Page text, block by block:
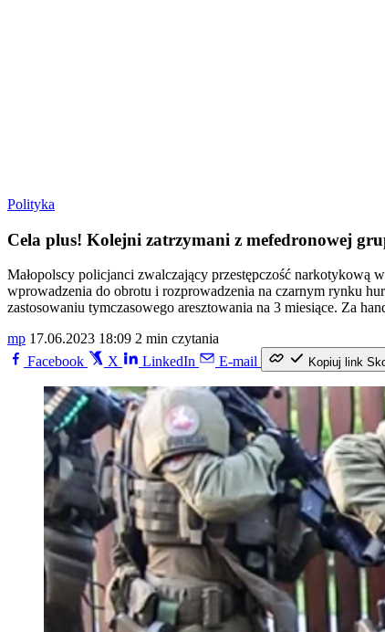
Polityka
Cela plus! Kolejni zatrzymani z mefedronowej
Małopolscy policjanci zwalczający przestępczość
wprowadzenia do obrotu i rozprowadzenia na czarnym rynku
zastosowaniu tymczasowego aresztowania na 3 miesiące. Za
mp 17.06.2023 18:09 2 min czytania
Facebook
X LinkedIn E-mail Kopiuj link